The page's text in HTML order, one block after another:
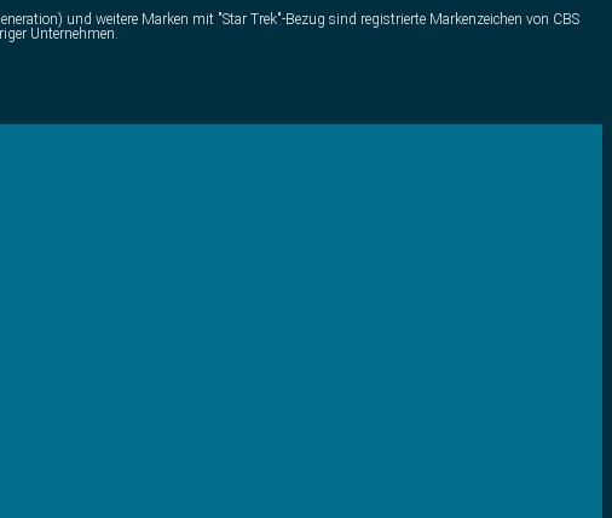
und weitere Marken mit "Star Trek"-Bezug sind registrierte Markenzeichen von CBS
Unternehmen.